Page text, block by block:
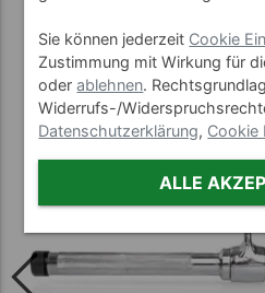
Sie können jederzeit Cookie
Zustimmung mit Wirkung für
oderablehnen.
Widerrufs-/
Datenschutzerklärung, Cookie
ALLE